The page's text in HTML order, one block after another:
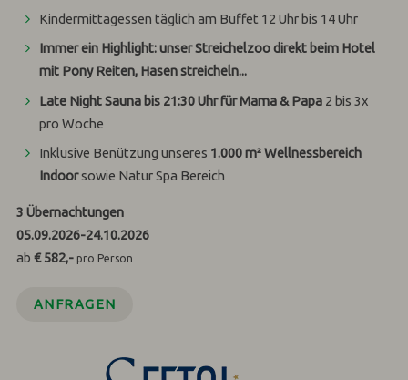
Kindermittagessen täglich am Buffet 12 Uhr bis 14 Uhr
Immer ein Highlight: unser Streichelzoo direkt beim Hotel
mit Pony Reiten, Hasen streicheln...
Late Night Sauna bis 21:30 Uhr für Mama & Papa 2 bis 3x
pro Woche
Inklusive Benützung unseres 1.000 m² Wellnessbereich
Indoorsowie Natur Spa Bereich
3 Übernachtungen
05.09.2026-24.10.2026
ab€ 582,- pro Person
ANFRAGEN